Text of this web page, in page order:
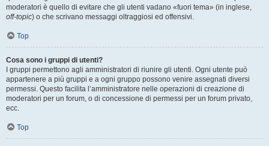
moderatori è quello di evitare che gli utenti vadano «fuori tema» (in inglese,
off-topic) o che scrivano messaggi oltraggiosi ed offensivi.
Top
Cosa sono i gruppi di utenti?
I gruppi permettono agli amministratori di riunire gli utenti. Ogni utente può
appartenere a più gruppi e a ogni gruppo possono venire assegnati diversi
permessi. Questo facilita l’amministratore nelle operazioni di creazione di
moderatori per un forum, o di concessione di permessi per un forum privato,
ecc.
Top